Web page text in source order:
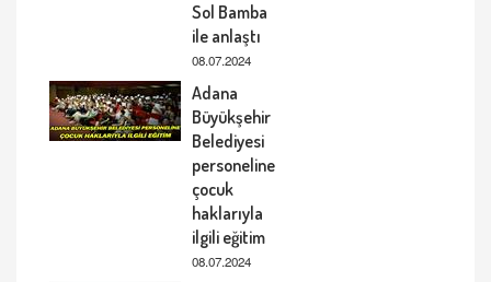
Sol Bamba
ile anlaştı
08.07.2024
Adana
Büyükşehir
Belediyesi
personeline
çocuk
haklarıyla
ilgili eğitim
08.07.2024